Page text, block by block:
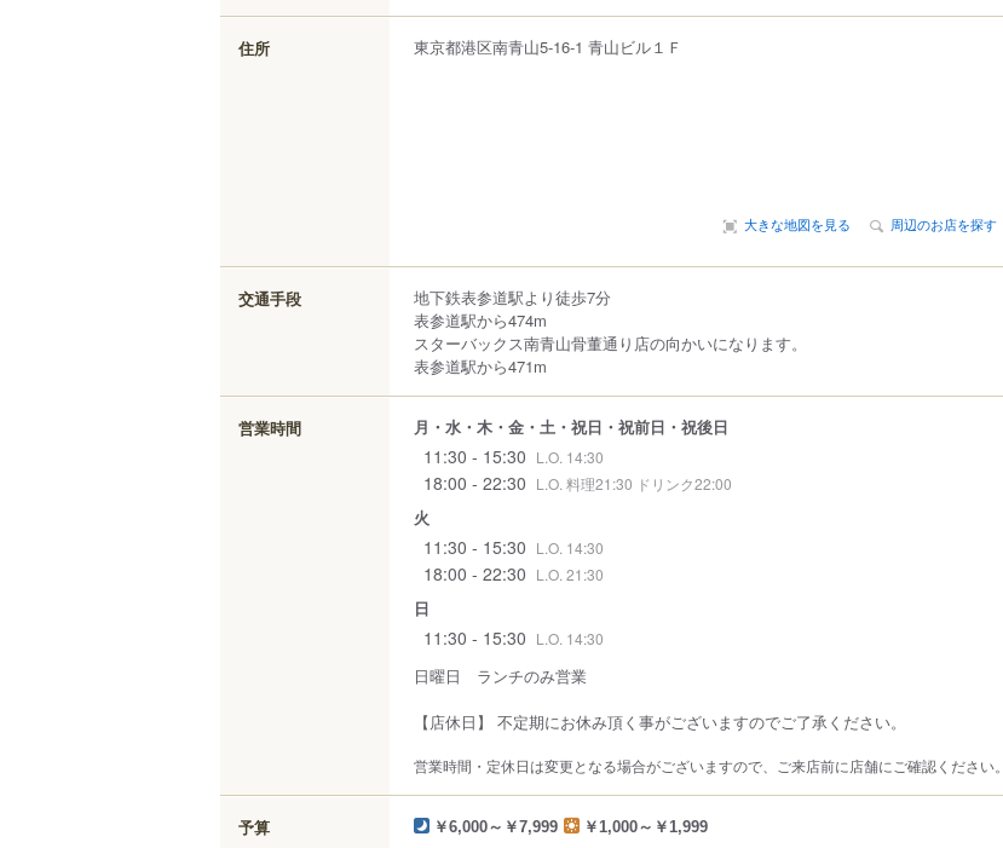
住所 東京都港区南青山5-16-1 青山ビル１Ｆ
大きな地図を見る 周辺のお店を探す
交通手段
地下鉄表参道駅より徒歩7分
表参道駅から474m
スターバックス南青山骨董通り店の向かいになります。
表参道駅から471m
営業時間 月・水・木・金・土・祝日・祝前日・祝後日
11:30 - 15:30 L.O. 14:30
18:00 - 22:30 L.O. 料理21:30 ドリンク22:00
火
11:30 - 15:30 L.O. 14:30
18:00 - 22:30 L.O. 21:30
日
11:30 - 15:30 L.O. 14:30
日曜日 ランチのみ営業
【店休日】 不定期にお休み頂く事がございますのでご了承ください。
営業時間・定休日は変更となる場合がございますので、ご来店前に店舗にご確認ください。
予算 ￥6,000～￥7,999 ￥1,000～￥1,999